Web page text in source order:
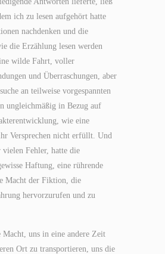
ich zu lesen aufgehört hatte
nachdenken und die
die Erzählung lesen werden
wilde Fahrt, voller
und Überraschungen, aber
an teilweise vorgespannten
ungleichmäßig in Bezug auf
wie eine
Versprechen nicht erfüllt. Und
vielen Fehler, hatte die
Haftung, eine rührende
Macht der Fiktion, die
hervorzurufen und zu
Macht, uns in eine andere Zeit
Ort zu transportieren, uns die